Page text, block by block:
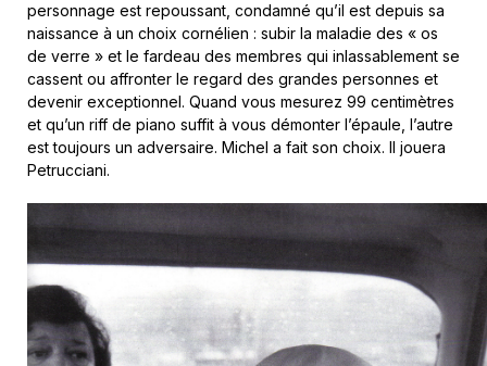
personnage est repoussant, condamné qu’il est depuis sa
naissance à un choix cornélien : subir la maladie des « os
de verre » et le fardeau des membres qui inlassablement se
cassent ou affronter le regard des grandes personnes et
devenir exceptionnel. Quand vous mesurez 99 centimètres
et qu’un riff de piano suffit à vous démonter l’épaule, l’autre
est toujours un adversaire. Michel a fait son choix. Il jouera
Petrucciani.